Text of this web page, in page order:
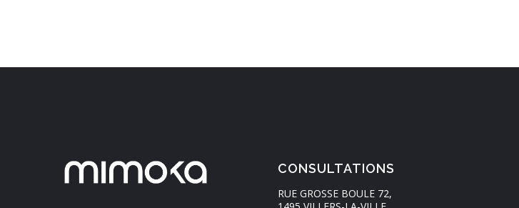
CONSULTATIONS
RUE GROSSE BOULE 72,